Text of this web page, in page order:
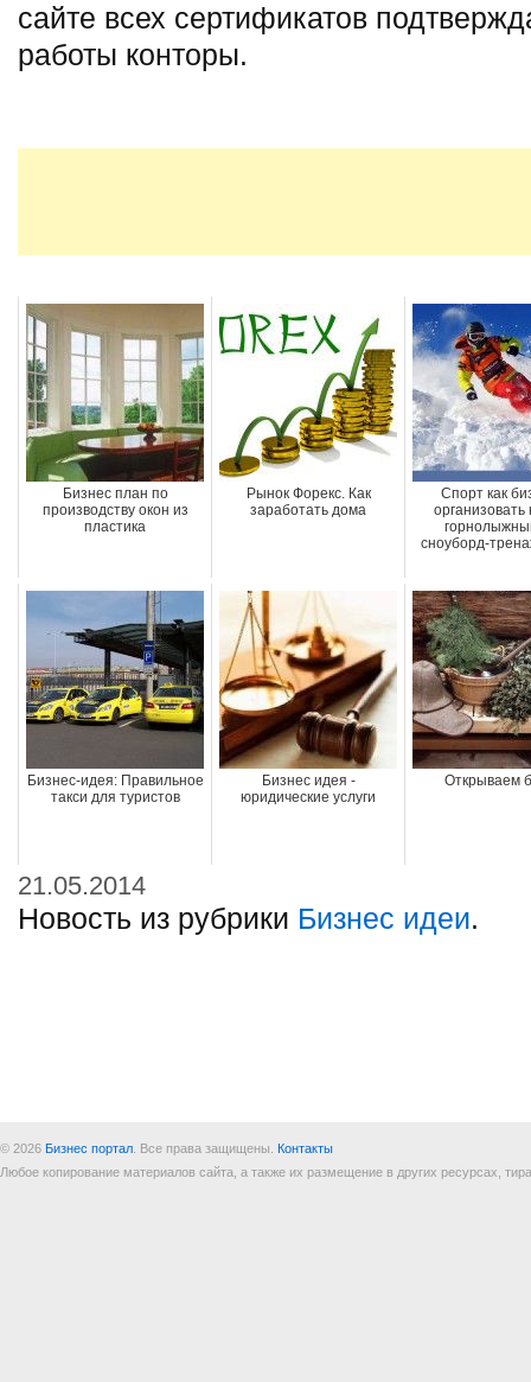
сайте всех сертификатов
работы конторы.
Бизнес план по
производству окон из
пластика
Рынок Форекс. Как
заработать дома
Спорт как
организовать
сноуборд-
Бизнес-идея: Правильное
такси для туристов
Бизнес идея -
юридические услуги
Открываем
21.05.2014
Новость из рубрики Бизнес идеи.
© 2026 Бизнес портал . Все права защищены. Контакты
Любое копирование материалов сайта, а также их размещение в других ресурсах,